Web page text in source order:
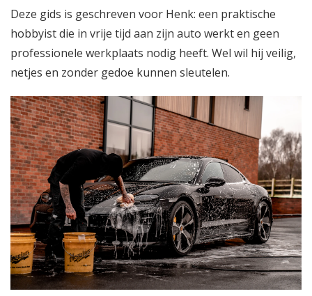
Deze gids is geschreven voor Henk: een praktische
hobbyist die in vrije tijd aan zijn auto werkt en geen
professionele werkplaats nodig heeft. Wel wil hij veilig,
netjes en zonder gedoe kunnen sleutelen.